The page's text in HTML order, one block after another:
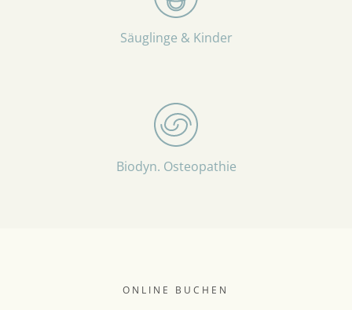
Säuglinge & Kinder
Biodyn. Osteopathie
ONLINE BUCHEN